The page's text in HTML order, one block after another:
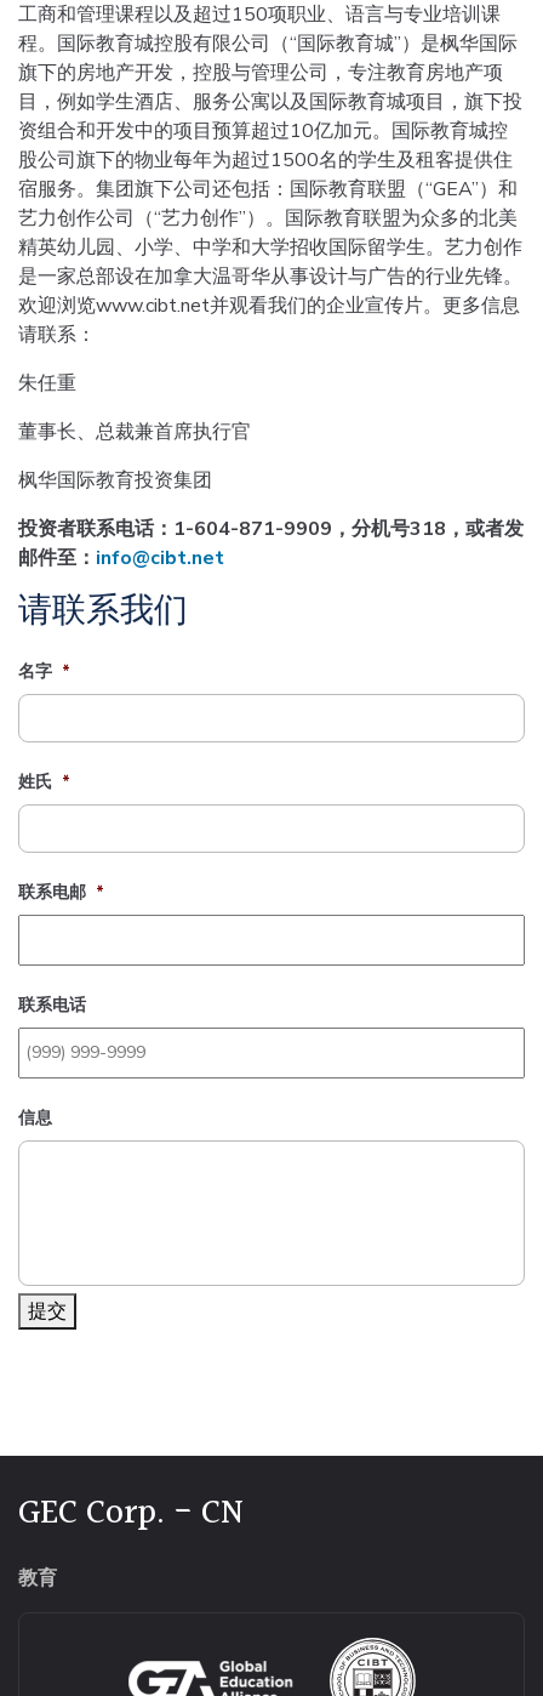
工商和管理课程以及超过150项职业、语言与专业培训课
程。国际教育城控股有限公司（“国际教育城”）是枫华国际
旗下的房地产开发，控股与管理公司，专注教育房地产项
目，例如学生酒店、服务公寓以及国际教育城项目，旗下投
资组合和开发中的项目预算超过10亿加元。国际教育城控
股公司旗下的物业每年为超过1500名的学生及租客提供住
宿服务。集团旗下公司还包括：国际教育联盟（“GEA”）和
艺力创作公司（“艺力创作”）。国际教育联盟为众多的北美
精英幼儿园、小学、中学和大学招收国际留学生。艺力创作
是一家总部设在加拿大温哥华从事设计与广告的行业先锋。
欢迎浏览www.cibt.net并观看我们的企业宣传片。更多信息
请联系：
朱任重
董事长、总裁兼首席执行官
枫华国际教育投资集团
投资者联系电话：1-604-871-9909 ，分机号318 ，或者发
邮件至： info@cibt.net
请联系我们
名字 *
姓氏 *
联系电邮 *
联系电话
信息
提交
GEC Corp. - CN
教育